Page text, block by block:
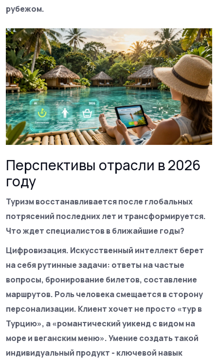
рубежом.
Перспективы отрасли в 2026
году
Туризм восстанавливается после глобальных
потрясений последних лет и трансформируется.
Что ждет специалистов в ближайшие годы?
Цифровизация. Искусственный интеллект берет
на себя рутинные задачи: ответы на частые
вопросы, бронирование билетов, составление
маршрутов. Роль человека смещается в сторону
персонализации. Клиент хочет не просто «тур в
Турцию», а «романтический уикенд с видом на
море и веганским меню». Умение создать такой
индивидуальный продукт - ключевой навык